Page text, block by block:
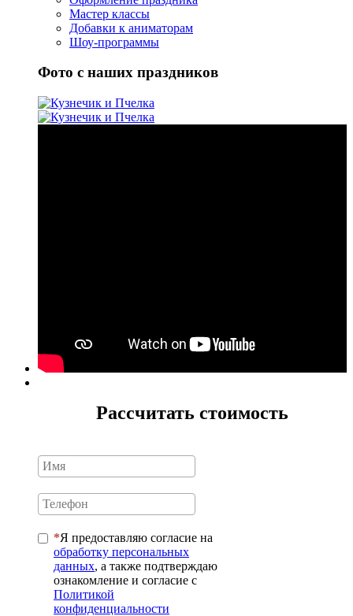
Мастер классы
Добавки к аниматорам
Шоу-программы
Фото с наших праздников
Рассчитать стоимость
Я предоставляю согласие на
обработку персональных
данных, а также подтверждаю
ознакомление и согласие с
Политикой
конфиденциальности